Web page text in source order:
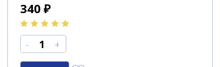
340 ₽
- +